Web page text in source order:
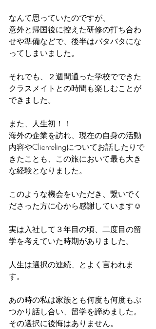
なんて思っていたのですが、
意外と帰国後に控えた研修の打ち合わ
せや準備などで、後半はバタバタにな
ってしまいました。
それでも、２週間通った学校でできた
クラスメイトとの時間も楽しむことが
できました。
また、人生初！！
海外の企業を訪れ、現在の自身の活動
内容やClientelingについてお話したりで
きたことも、この旅において最も大き
な経験となりました。
このような機会をいただき、繋いでく
ださった方に心から感謝しています☺︎
実は入社して３年目の頃、二度目の留
学を考えていた時期がありました。
人生は選択の連続、とよく言われま
す。
あの時の私は家族とも何度も何度もぶ
つかり話し合い、留学を諦めました。
その選択に後悔はありません。